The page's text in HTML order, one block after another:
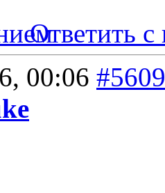
Ответить с
00:06 #5609